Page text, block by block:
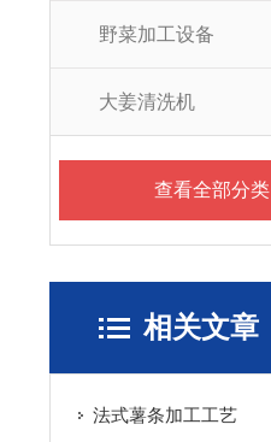
野菜加工设备
大姜清洗机
查看全部分类
相关文章
法式薯条加工工艺